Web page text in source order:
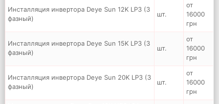
Инсталляция инвертора Deye Sun 12K LP3 (3
фазный)
шт.
от
16000
грн
Инсталляция инвертора Deye Sun 15K LP3 (3
фазный)
шт.
от
16000
грн
Инсталляция инвертора Deye Sun 20K LP3 (3
фазный)
шт.
от
16000
грн